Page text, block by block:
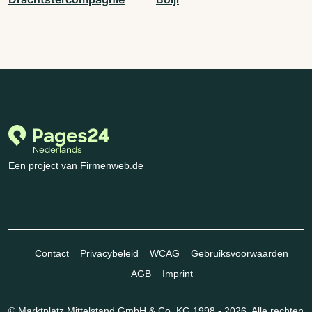
Een project van Firmenweb.de
Contact Privacybeleid WCAG
Gebruiksvoorwaarden
AGB
Imprint